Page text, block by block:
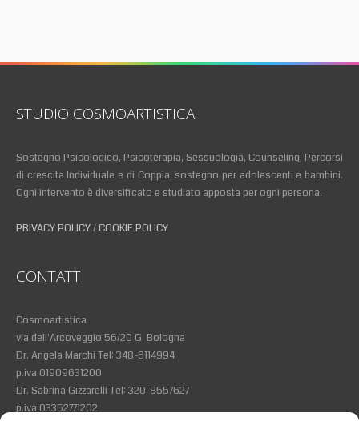
STUDIO COSMOARTISTICA
Sostegno Psicologico, Psicoterapia, Sessuologia, Counseling, Percorsi
di crescita Individuale e di Coppia, sostegno per adolescenti e bambini.
Ogni intervento è diversificato e studiato apposta per ogni persona.
PRIVACY POLICY/COOKIE POLICY
CONTATTI
Cosmoartistica
via dell'Arcoveggio 56/20 G, Bologna
Dr. Angela Marchi Tel: 348-6114994
p.iva 01909631200
Dr. Sabrina Gizzarelli Tel: 320-8557627
p.iva 03352771202